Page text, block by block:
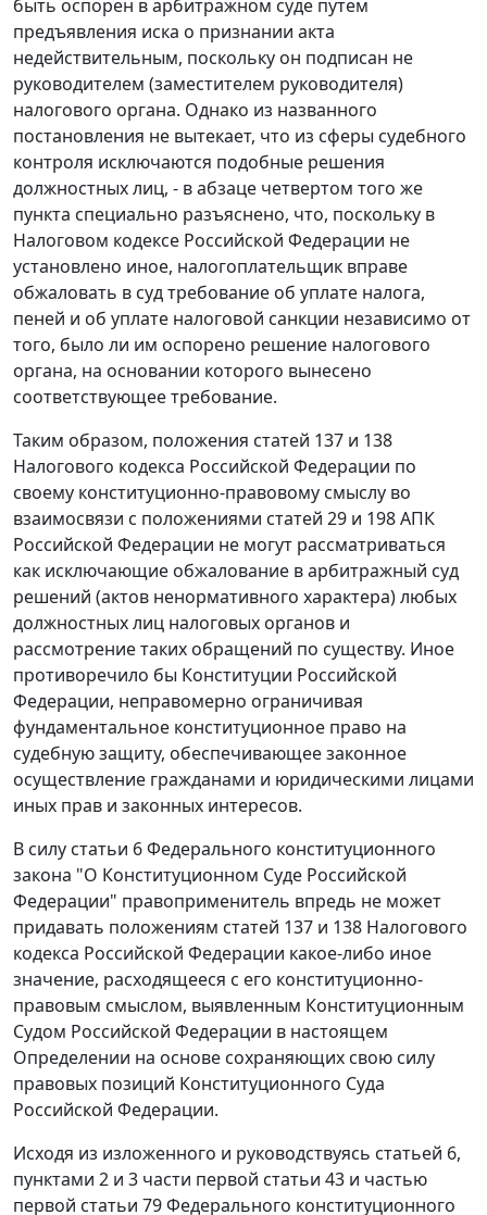
быть оспорен в арбитражном суде путем
предъявления иска о признании акта
недействительным, поскольку он подписан не
руководителем (заместителем руководителя)
налогового органа. Однако из названного
постановления не вытекает, что из сферы судебного
контроля исключаются подобные решения
должностных лиц, - вабзаце четвертом того же
пункта специально разъяснено, что, поскольку в
Налоговом кодексе Российской Федерации не
установлено иное, налогоплательщик вправе
обжаловать в суд требование об уплате налога,
пеней и об уплате налоговой санкции независимо от
того, было ли им оспорено решение налогового
органа, на основании которого вынесено
соответствующее требование.
Таким образом, положения статей 137 и 138
Налогового кодекса Российской Федерации по
своему конституционно-правовому смыслу во
взаимосвязи с положениями статей 29 и 198АПК
Российской Федерации не могут рассматриваться
как исключающие обжалование в арбитражный суд
решений (актов ненормативного характера) любых
должностных лиц налоговых органов и
рассмотрение таких обращений по существу. Иное
противоречило бы Конституции Российской
Федерации, неправомерно ограничивая
фундаментальное конституционное право на
судебную защиту, обеспечивающее законное
осуществление гражданами и юридическими лицами
иных прав и законных интересов.
В силу статьи 6Федерального конституционного
закона "О Конституционном Суде Российской
Федерации" правоприменитель впредь не может
придавать положениям статей 137 и 138 Налогового
кодекса Российской Федерации какое-либо иное
значение, расходящееся с его конституционно-
правовым смыслом, выявленным Конституционным
Судом Российской Федерации в настоящем
Определении на основе сохраняющих свою силу
правовых позиций Конституционного Суда
Российской Федерации.
Исходя из изложенного и руководствуясь статьей 6,
пунктами 2 и 3 части первой статьи 43 и частью
первой статьи 79Федерального конституционного